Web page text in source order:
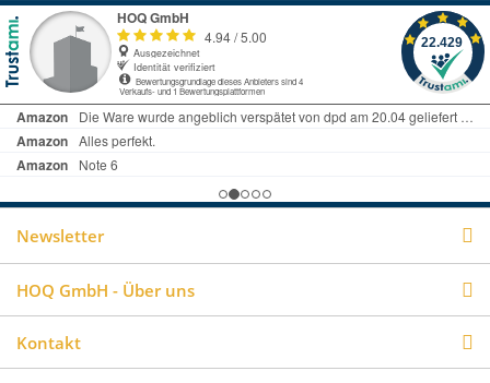
Newsletter
HOQ GmbH - Über uns
Kontakt